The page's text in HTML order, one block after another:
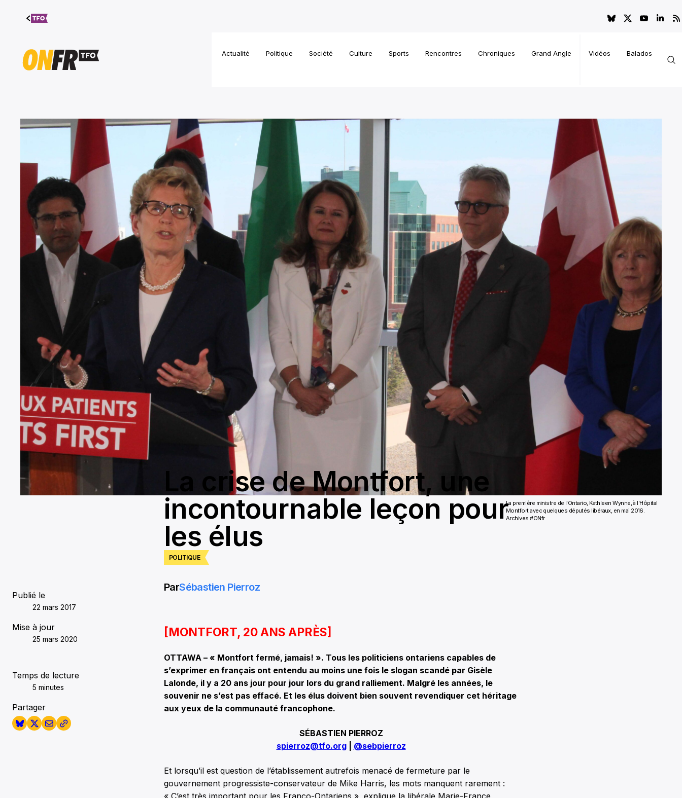
Aller au
contenu
Actualité Politique Société Culture Sports Rencontres Chroniques Grand Angle Vidéos Balados
La première ministre de l'Ontario, Kathleen Wynne, à l'Hôpital
Montfort avec quelques députés libéraux, en mai 2016.
Archives #ONfr
POLITIQUE
La crise de Montfort, une
incontournable leçon pour
les élus
Publié le
22 mars 2017
Mise à jour
25 mars 2020
Temps de lecture
5 minutes
Partager
ParSébastien Pierroz
[MONTFORT, 20 ANS APRÈS]
OTTAWA – « Montfort fermé, jamais! ». Tous les politiciens ontariens capables de
s’exprimer en français ont entendu au moins une fois le slogan scandé par Gisèle
Lalonde, il y a 20 ans jour pour jour lors du grand ralliement. Malgré les années, le
souvenir ne s’est pas effacé. Et les élus doivent bien souvent revendiquer cet héritage
aux yeux de la communauté francophone.
SÉBASTIEN PIERROZ
spierroz@tfo.org| @sebpierroz
Et lorsqu’il est question de l’établissement autrefois menacé de fermeture par le
gouvernement progressiste-conservateur de Mike Harris, les mots manquent rarement :